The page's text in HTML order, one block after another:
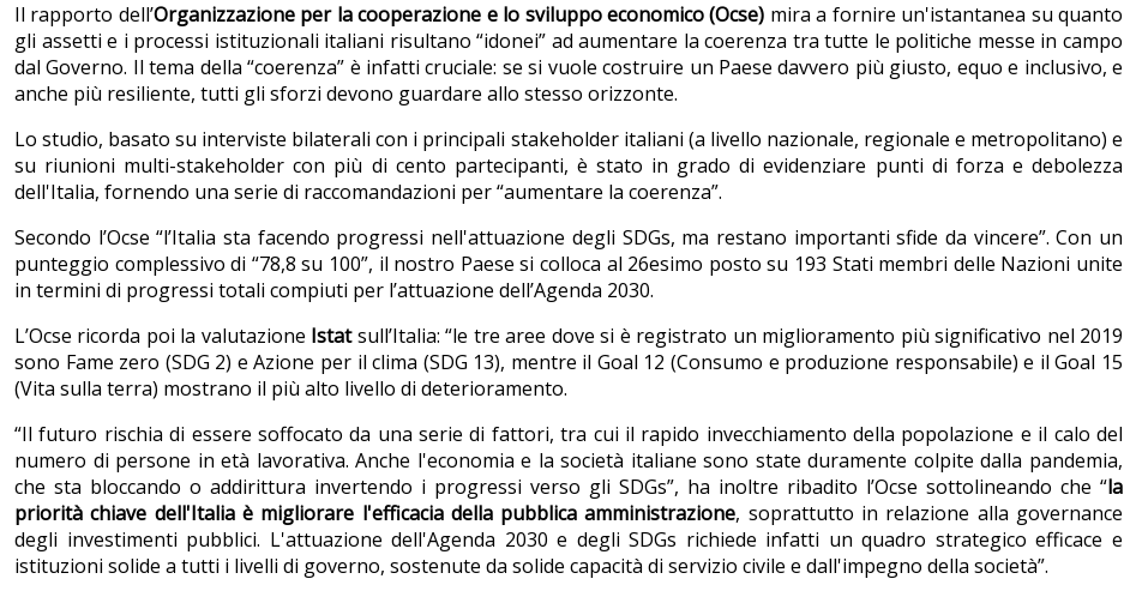
Il rapporto dell’Organizzazione per la cooperazione e lo sviluppo economico (Ocse) mira a fornire un'istantanea su quanto
gli assetti e i processi istituzionali italiani risultano “idonei” ad aumentare la coerenza tra tutte le politiche messe in campo
dal Governo. Il tema della “coerenza” è infatti cruciale: se si vuole costruire un Paese davvero più giusto, equo e inclusivo, e
anche più resiliente, tutti gli sforzi devono guardare allo stesso orizzonte.
Lo studio, basato su interviste bilaterali con i principali stakeholder italiani (a livello nazionale, regionale e metropolitano) e
su riunioni multi-stakeholder con più di cento partecipanti, è stato in grado di evidenziare punti di forza e debolezza
dell'Italia, fornendo una serie di raccomandazioni per “aumentare la coerenza”.
Secondo l’Ocse “l’Italia sta facendo progressi nell'attuazione degli SDGs, ma restano importanti sfide da vincere”. Con un
punteggio complessivo di “78,8 su 100”, il nostro Paese si colloca al 26esimo posto su 193 Stati membri delle Nazioni unite
in termini di progressi totali compiuti per l’attuazione dell’Agenda 2030.
L’Ocse ricorda poi la valutazione Istatsull’Italia: “le tre aree dove si è registrato un miglioramento più significativo nel 2019
sono Fame zero (SDG 2) e Azione per il clima (SDG 13), mentre il Goal 12 (Consumo e produzione responsabile) e il Goal 15
(Vita sulla terra) mostrano il più alto livello di deterioramento.
“Il futuro rischia di essere soffocato da una serie di fattori, tra cui il rapido invecchiamento della popolazione e il calo del
numero di persone in età lavorativa. Anche l'economia e la società italiane sono state duramente colpite dalla pandemia,
che sta bloccando o addirittura invertendo i progressi verso gli SDGs”, ha inoltre ribadito l’Ocse sottolineando che “la
priorità chiave dell'Italia è migliorare l'efficacia della pubblica amministrazione, soprattutto in relazione alla governance
degli investimenti pubblici. L'attuazione dell'Agenda 2030 e degli SDGs richiede infatti un quadro strategico efficace e
istituzioni solide a tutti i livelli di governo, sostenute da solide capacità di servizio civile e dall'impegno della società”.